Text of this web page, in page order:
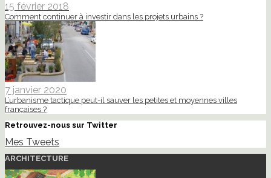
15 février 2018
Comment continuer à investir dans les projets urbains ?
7 janvier 2020
L’urbanisme tactique peut-il sauver les petites et moyennes villes
françaises ?
Retrouvez-nous sur Twitter
Mes Tweets
ARCHITECTURE